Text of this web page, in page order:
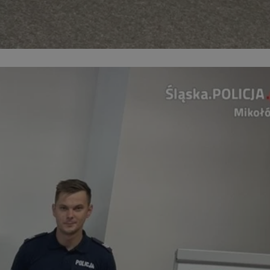
sesji.
sesji.
identyfikatora
obsługuje
optymalizacji
przechowywania
do usług
czy użytkownik
lub reklamy.